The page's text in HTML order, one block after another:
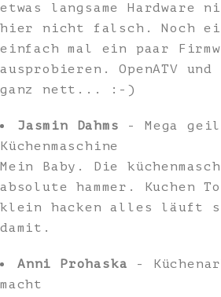
etwas langsame Hardware
hier nicht falsch. Noch
einfach mal ein paar
ausprobieren. OpenATV
ganz nett... :-)
Jasmin Dahms - Mega
Küchenmaschine
Mein Baby. Die
absolute hammer. Kuchen
klein hacken alles läuft
damit.
Anni Prohaska -
macht